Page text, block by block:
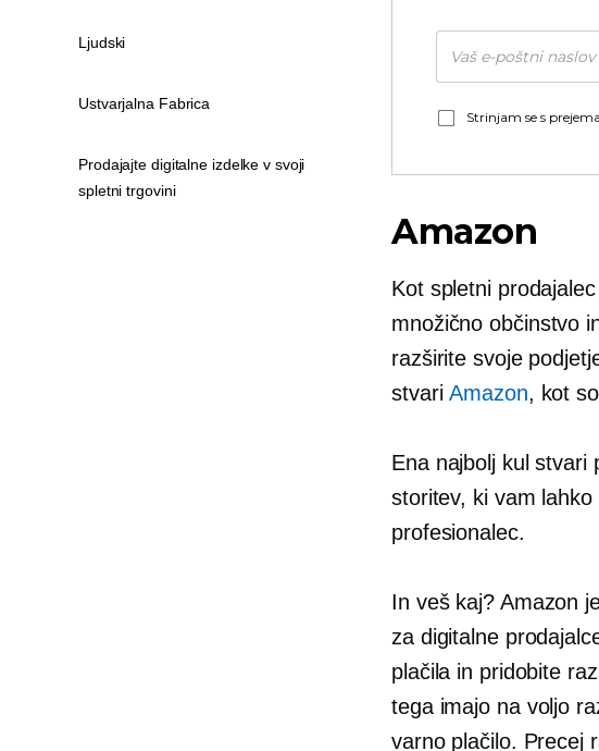
Strinjam se s
Amazon
Kot spletni
množično občinstvo
razširite svoje
stvariAmazon, kot
Ena najbolj kul stvari
storitev, ki vam
profesionalec.
In veš kaj? Amazon
za digitalne
plačila in pridobite
tega imajo na voljo
varno plačilo. Precej
Ljudski
Ustvarjalna Fabrica
Prodajajte digitalne izdelke v svoji
spletni trgovini